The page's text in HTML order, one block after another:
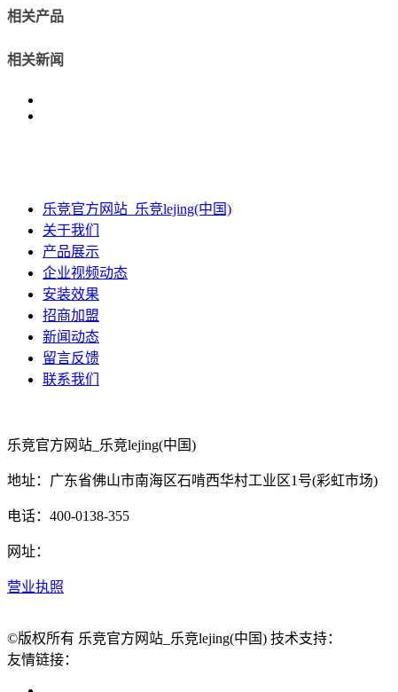
相关产品
相关新闻
乐竞官方网站_乐竞lejing(中国)
关于我们
产品展示
企业视频动态
安装效果
招商加盟
新闻动态
留言反馈
联系我们
乐竞官方网站_乐竞lejing(中国)
地址：广东省佛山市南海区石啃西华村工业区1号(彩虹市场)
电话：400-0138-355
网址：
营业执照
©版权所有 乐竞官方网站_乐竞lejing(中国) 技术支持：
友情链接：